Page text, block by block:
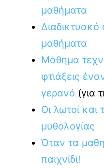
μαθήματα
Διαδικτυακό
μαθήματα
Μάθημα
φτιάξεις
γερανό (για
Οι λωτοί και
μυθολογίας
Όταν τα
παιχνίδι!